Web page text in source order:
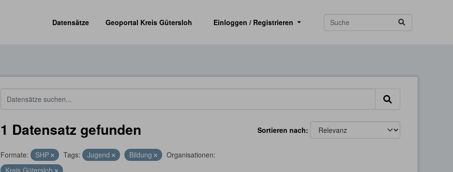
Datensätze
Geoportal Kreis Gütersloh Einloggen / Registrieren
Sortieren nach
1 Datensatz gefunden
Formate: SHP Tags: Jugend Bildung
Organisationen:
Kreis Gütersloh